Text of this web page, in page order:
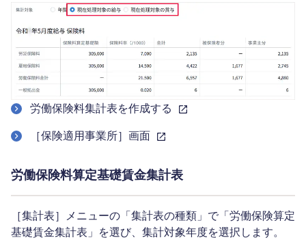
労働保険料集計表を作成する
［保険適用事業所］画面
労働保険料算定基礎賃金集計表
［集計表］メニューの「集計表の種類」で「労働保険算定
基礎賃金集計表」を選び、集計対象年度を選択します。